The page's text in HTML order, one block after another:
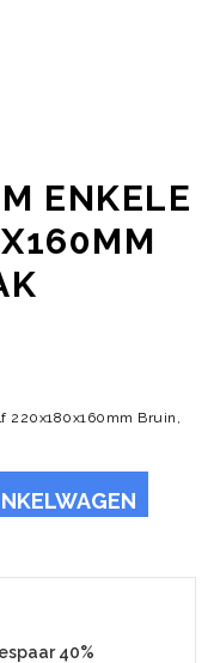
ENKELE
220x180x160mm Bruin,
40%